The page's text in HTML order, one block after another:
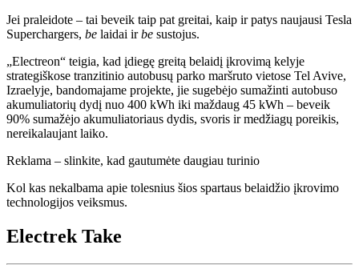
Jei praleidote – tai beveik taip pat greitai, kaip ir patys naujausi Tesla
Superchargers, be laidai irbe sustojus.
„Electreon“ teigia, kad įdiegę greitą belaidį įkrovimą kelyje
strategiškose tranzitinio autobusų parko maršruto vietose Tel Avive,
Izraelyje, bandomajame projekte, jie sugebėjo sumažinti autobuso
akumuliatorių dydį nuo 400 kWh iki maždaug 45 kWh – beveik
90% sumažėjo akumuliatoriaus dydis, svoris ir medžiagų poreikis,
nereikalaujant laiko.
Reklama – slinkite, kad gautumėte daugiau turinio
Kol kas nekalbama apie tolesnius šios spartaus belaidžio įkrovimo
technologijos veiksmus.
Electrek Take